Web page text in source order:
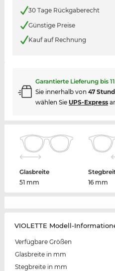
30 Tage Rückgaberecht
Günstige Preise
Kauf auf Rechnung
Garantierte Lieferung bis
Sie innerhalb von 47
wählen Sie UPS-Express
Glasbreite
51 mm
16 mm
VIOLETTE Modell-
Verfügbare Größen
Glasbreite in mm
Stegbreite in mm